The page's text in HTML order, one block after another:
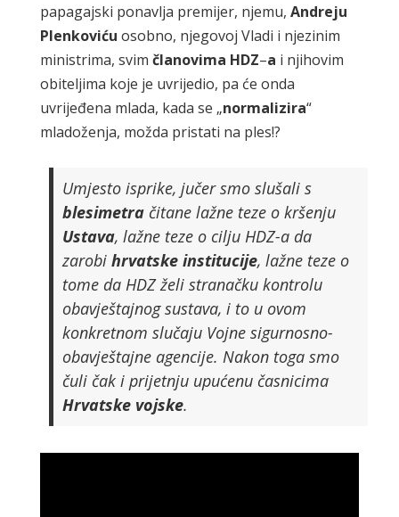
papagajski ponavlja premijer, njemu, Andreju
Plenkoviću osobno, njegovoj Vladi i njezinim
ministrima, svim članovima HDZ–a i njihovim
obiteljima koje je uvrijedio, pa će onda
uvrijeđena mlada, kada se „normalizira“
mladoženja, možda pristati na ples!?
Umjesto isprike, jučer smo slušali s
blesimetračitane lažne teze o kršenju
Ustava, lažne teze o cilju HDZ-a da
zarobi hrvatske institucije, lažne teze o
tome da HDZ želi stranačku kontrolu
obavještajnog sustava, i to u ovom
konkretnom slučaju Vojne sigurnosno-
obavještajne agencije. Nakon toga smo
čuli čak i prijetnju upućenu časnicima
Hrvatske vojske.